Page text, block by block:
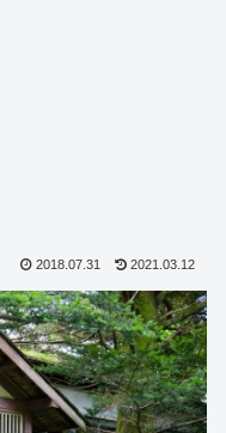
2018.07.31 2021.03.12